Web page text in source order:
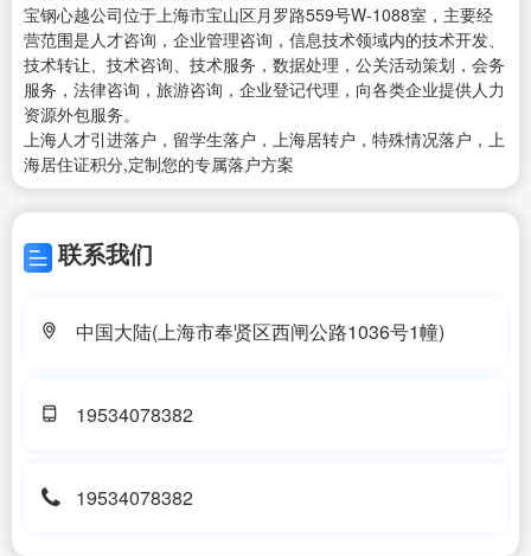
宝钢心越公司位于上海市宝山区月罗路559号W-1088室，主要经
营范围是人才咨询，企业管理咨询，信息技术领域内的技术开发、
技术转让、技术咨询、技术服务，数据处理，公关活动策划，会务
服务，法律咨询，旅游咨询，企业登记代理，向各类企业提供人力
资源外包服务。
上海人才引进落户，留学生落户，上海居转户，特殊情况落户，上
海居住证积分,定制您的专属落户方案
联系我们
中国大陆(上海市奉贤区西闸公路1036号1幢)
19534078382
19534078382